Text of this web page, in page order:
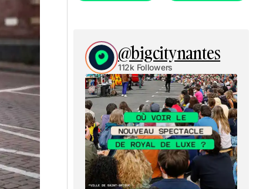
@bigcitynantes
112k Followers